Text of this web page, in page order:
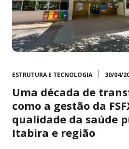
ESTRUTURA E TECNOLOGIA 30/04/
Uma década de
como a gestão da
qualidade da saúde
Itabira e região